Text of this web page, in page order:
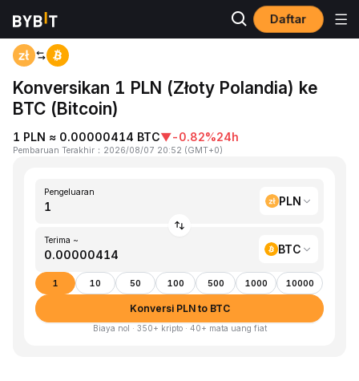
Daftar
Beranda
Konversikan 1 PLN (Złoty Polandia) ke
BTC (Bitcoin)
1 PLN ≈ 0.00000414 BTC▼-0.82%24h
Pembaruan Terakhir ： 2026/08/07 20:52 (GMT+0)
Pengeluaran
PLN
Terima ~
BTC
1 10 50 100 500 1000 10000
Konversi PLN to BTC
Biaya nol · 350+ kripto · 40+ mata uang fiat